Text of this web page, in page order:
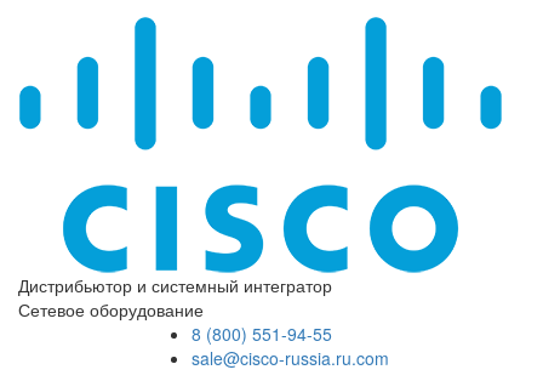
Дистрибьютор и системный интегратор
Сетевое оборудование
8 (800) 551-94-55
sale@cisco-russia.ru.com